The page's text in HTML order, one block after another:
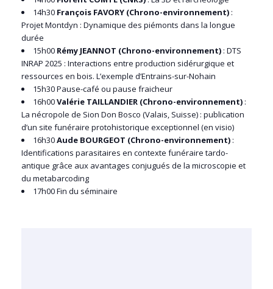
14h30 François FAVORY (Chrono-environnement) :
Projet Montdyn : Dynamique des piémonts dans la longue
durée
15h00 Rémy JEANNOT (Chrono-environnement) : DTS
INRAP 2025 : Interactions entre production sidérurgique et
ressources en bois. L’exemple d’Entrains-sur-Nohain
15h30 Pause-café ou pause fraicheur
16h00Valérie TAILLANDIER (Chrono-environnement) :
La nécropole de Sion Don Bosco (Valais, Suisse) : publication
d’un site funéraire protohistorique exceptionnel (en visio)
16h30Aude BOURGEOT (Chrono-environnement) :
Identifications parasitaires en contexte funéraire tardo-
antique grâce aux avantages conjugués de la microscopie et
du metabarcoding
17h00 Fin du séminaire